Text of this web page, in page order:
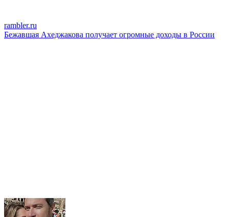
rambler.ru
Бежавшая Ахеджакова получает огромные доходы в России